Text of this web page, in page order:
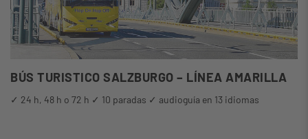
BÚS TURISTICO SALZBURGO – LÍNEA AMARILLA
✓ 24 h, 48 h o 72 h ✓ 10 paradas ✓ audioguía en 13 idiomas